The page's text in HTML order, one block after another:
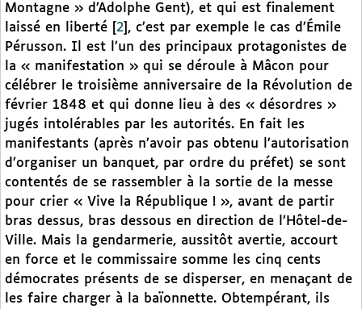
Montagne » d’Adolphe Gent), et qui est finalement
laissé en liberté
2 , c’est par exemple le cas d’Émile
Pérusson. Il est l’un des principaux protagonistes de
la « manifestation » qui se déroule à Mâcon pour
célébrer le troisième anniversaire de la Révolution de
février 1848 et qui donne lieu à des « désordres »
jugés intolérables par les autorités. En fait les
manifestants (après n’avoir pas obtenu l’autorisation
d’organiser un banquet, par ordre du préfet) se sont
contentés de se rassembler à la sortie de la messe
pour crier « Vive la République ! », avant de partir
bras dessus, bras dessous en direction de l’Hôtel-de-
Ville. Mais la gendarmerie, aussitôt avertie, accourt
en force et le commissaire somme les cinq cents
démocrates présents de se disperser, en menaçant de
les faire charger à la baïonnette. Obtempérant, ils